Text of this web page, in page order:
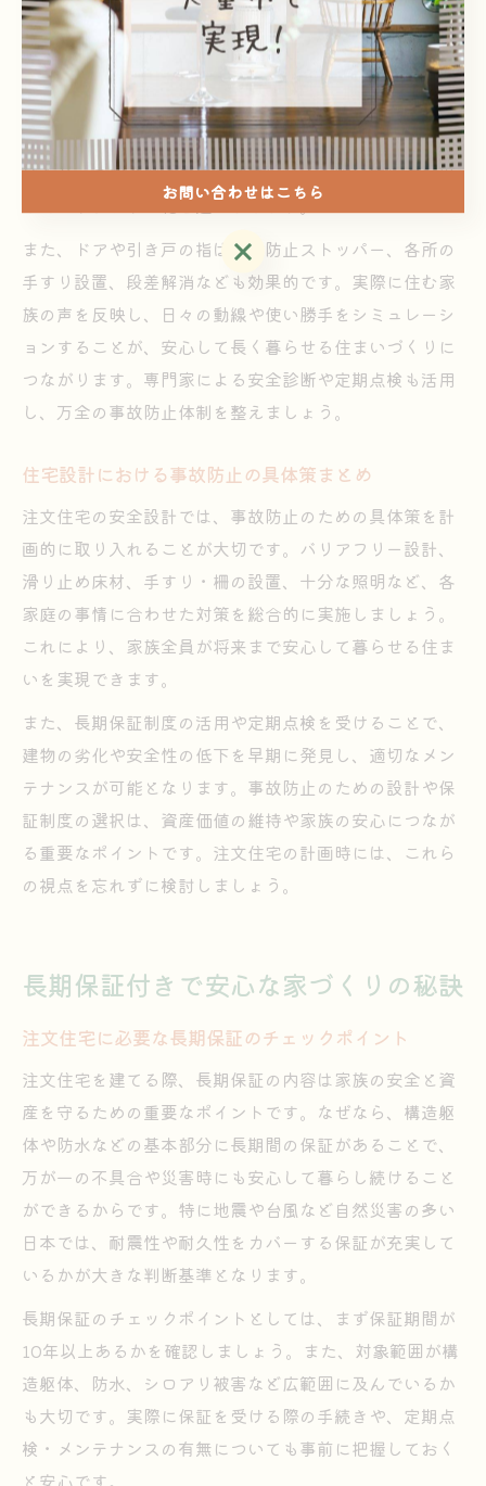
子どもや高齢者に優しい注文住宅の安全性
子どもや高齢者がいる家庭では、年齢や身体能力に応じ
た安全設計が重要です。注文住宅ならではの自由度を活
かし、子ども部屋の窓には転落防止ロックや補助錠を設
けたり、高齢者がつまずきやすい箇所を徹底的に洗い出
してバリアフリー化を進めましょう。
また、ドアや引き戸の指はさみ防止ストッパー、各所の
手すり設置、段差解消なども効果的です。実際に住む家
族の声を反映し、日々の動線や使い勝手をシミュレーシ
ョンすることが、安心して長く暮らせる住まいづくりに
つながります。専門家による安全診断や定期点検も活用
し、万全の事故防止体制を整えましょう。
住宅設計における事故防止の具体策まとめ
注文住宅の安全設計では、事故防止のための具体策を計
画的に取り入れることが大切です。バリアフリー設計、
滑り止め床材、手すり・柵の設置、十分な照明など、各
家庭の事情に合わせた対策を総合的に実施しましょう。
これにより、家族全員が将来まで安心して暮らせる住ま
いを実現できます。
また、長期保証制度の活用や定期点検を受けることで、
建物の劣化や安全性の低下を早期に発見し、適切なメン
テナンスが可能となります。事故防止のための設計や保
証制度の選択は、資産価値の維持や家族の安心につなが
る重要なポイントです。注文住宅の計画時には、これら
の視点を忘れずに検討しましょう。
長期保証付きで安心な家づくりの秘訣
注文住宅に必要な長期保証のチェックポイント
注文住宅を建てる際、長期保証の内容は家族の安全と資
産を守るための重要なポイントです。なぜなら、構造躯
体や防水などの基本部分に長期間の保証があることで、
万が一の不具合や災害時にも安心して暮らし続けること
ができるからです。特に地震や台風など自然災害の多い
日本では、耐震性や耐久性をカバーする保証が充実して
いるかが大きな判断基準となります。
長期保証のチェックポイントとしては、まず保証期間が
10年以上あるかを確認しましょう。また、対象範囲が構
造躯体、防水、シロアリ被害など広範囲に及んでいるか
も大切です。実際に保証を受ける際の手続きや、定期点
検・メンテナンスの有無についても事前に把握しておく
お問い合わせはこちら
お問い合わせはこちら